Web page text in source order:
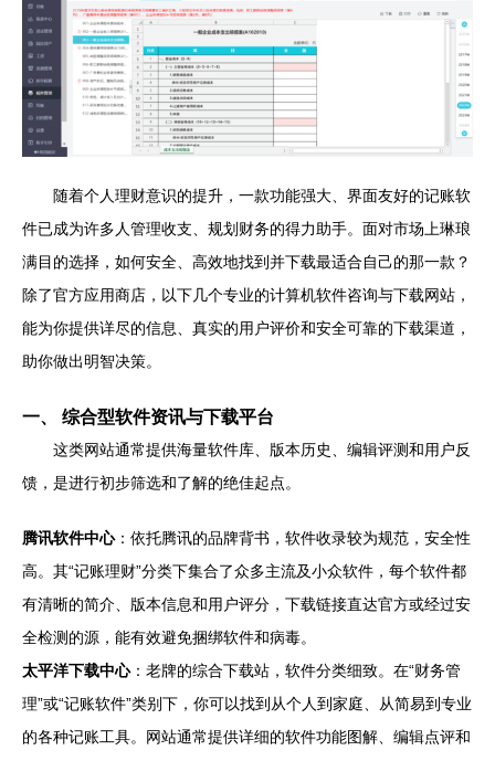
随着个人理财意识的提升，一款功能强大、界面友好的记账软
件已成为许多人管理收支、规划财务的得力助手。面对市场上琳琅
满目的选择，如何安全、高效地找到并下载最适合自己的那一款？
除了官方应用商店，以下几个专业的计算机软件咨询与下载网站，
能为你提供详尽的信息、真实的用户评价和安全可靠的下载渠道，
助你做出明智决策。
一、 综合型软件资讯与下载平台
这类网站通常提供海量软件库、版本历史、编辑评测和用户反
馈，是进行初步筛选和了解的绝佳起点。
腾讯软件中心：依托腾讯的品牌背书，软件收录较为规范，安全性
高。其“记账理财”分类下集合了众多主流及小众软件，每个软件都
有清晰的简介、版本信息和用户评分，下载链接直达官方或经过安
全检测的源，能有效避免捆绑软件和病毒。
太平洋下载中心：老牌的综合下载站，软件分类细致。在“财务管
理”或“记账软件”类别下，你可以找到从个人到家庭、从简易到专业
的各种记账工具。网站通常提供详细的软件功能图解、编辑点评和